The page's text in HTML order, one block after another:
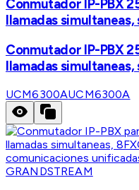
Conmutador IP-PBX
llamadas simultaneas,
Conmutador IP-PBX
llamadas simultaneas,
UCM6300AUCM6300A
GRANDSTREAM